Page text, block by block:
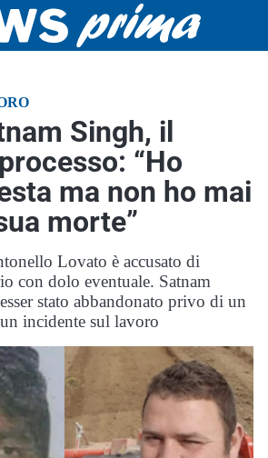
Singh, il
“Ho
ma non ho mai
morte”
Lovato è accusato di
con dolo eventuale. Satnam
stato abbandonato privo di un
incidente sul lavoro